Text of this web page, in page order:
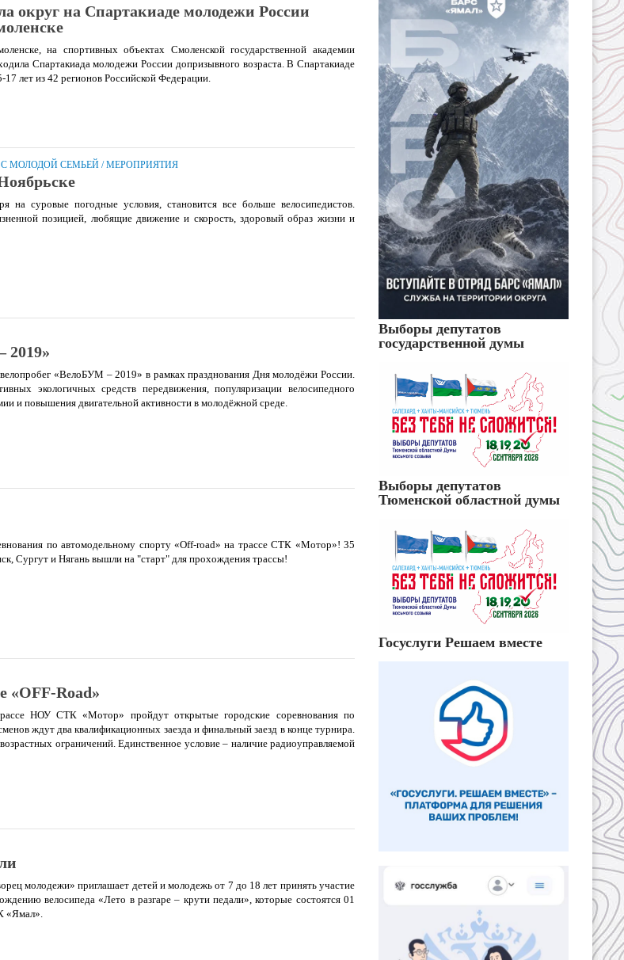
округ на Спартакиаде молодежи России
на спортивных объектах Смоленской государственной академии
Спартакиада молодежи России допризывного возраста. В Спартакиаде
17 лет из 42 регионов Российской Федерации.
С МОЛОДОЙ СЕМЬЕЙ /МЕРОПРИЯТИЯ
суровые погодные условия, становится все больше велосипедистов.
позицией, любящие движение и скорость, здоровый образ жизни и
2019»
«ВелоБУМ – 2019» в рамках празднования Дня молодёжи России.
экологичных средств передвижения, популяризации велосипедного
и повышения двигательной активности в молодёжной среде.
по автомодельному спорту «Off-road» на трассе СТК «Мотор»! 35
Сургут и Нягань вышли на "старт" для прохождения трассы!
«OFF-Road»
НОУ СТК «Мотор» пройдут открытые городские соревнования по
ждут два квалификационных заезда и финальный заезд в конце турнира.
ограничений. Единственное условие – наличие радиоуправляемой
молодежи» приглашает детей и молодежь от 7 до 18 лет принять участие
велосипеда «Лето в разгаре – крути педали», которые состоятся 01
«Ямал».
Выборы депутатов
государственной думы
Выборы депутатов
Тюменской областной думы
Госуслуги Решаем вместе